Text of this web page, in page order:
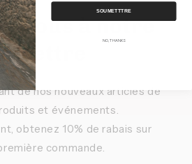
vous à notre
de nos nouveaux articles de
et événements.
obtenez 10% de rabais sur
commande.
SOUMETTTRE
NO, THANKS